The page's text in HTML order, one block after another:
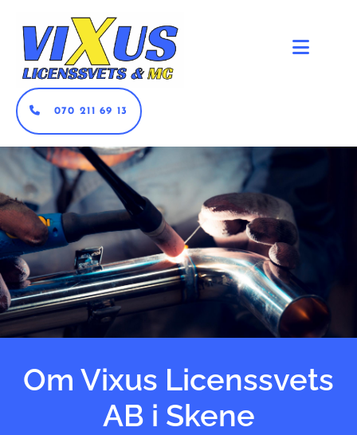
070 211 69 13
Om Vixus Licenssvets
AB i Skene